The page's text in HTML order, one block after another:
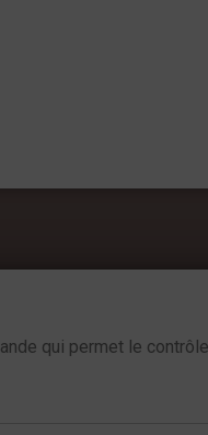
qui permet le